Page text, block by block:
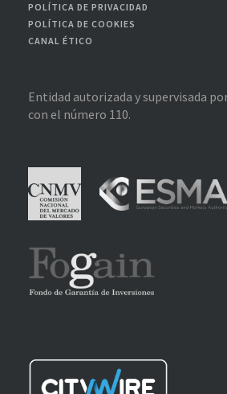
POLÍTICA DE PRIVACIDAD
POLÍTICA DE COOKIES
CANAL ÉTICO
Entidad autorizada y supervisada
con el número 110.